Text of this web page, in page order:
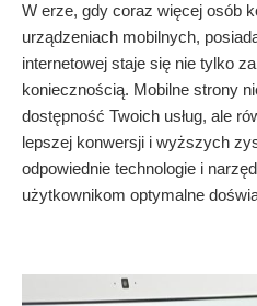
W erze, gdy coraz więcej osób
urządzeniach mobilnych,
internetowej staje się nie tylko
koniecznością. Mobilne strony
dostępność Twoich usług, ale
lepszej konwersji i wyższych
odpowiednie technologie i
użytkownikom optymalne